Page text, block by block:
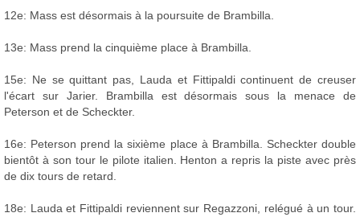
12e: Mass est désormais à la poursuite de Brambilla.
13e: Mass prend la cinquième place à Brambilla.
15e: Ne se quittant pas, Lauda et Fittipaldi continuent de creuser
l'écart sur Jarier. Brambilla est désormais sous la menace de
Peterson et de Scheckter.
16e: Peterson prend la sixième place à Brambilla. Scheckter double
bientôt à son tour le pilote italien. Henton a repris la piste avec près
de dix tours de retard.
18e: Lauda et Fittipaldi reviennent sur Regazzoni, relégué à un tour.